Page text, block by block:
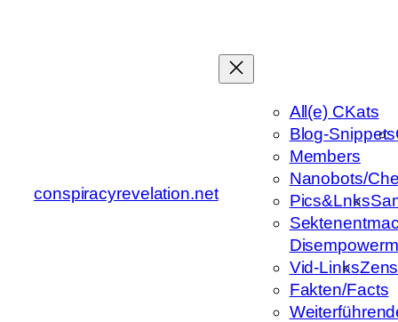
conspiracyrevelation.net
All(e) CKats
Blog-Snippets
Members
Nanobots/
Pics&Lnks
Vid-Links
Fakten/Facts